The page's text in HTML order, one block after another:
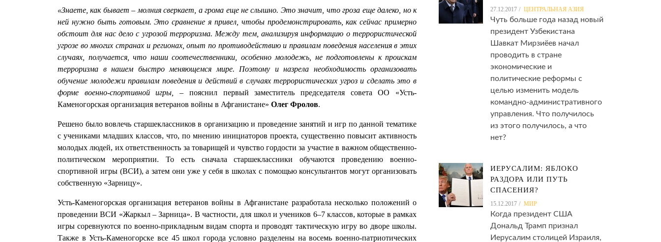
«Знаете, как бывает – молния сверкает, а грома еще не слышно. Это значит, что гроза еще далеко, но к
ней нужно быть готовым. Это сравнение я привел, чтобы продемонстрировать, как сейчас примерно
обстоит для нас дело с угрозой терроризма. Между тем, анализируя информацию о террористической
угрозе во многих странах и регионах, опыт по противодействию и правилам поведения населения в этих
случаях, получается, что наши соотечественники, особенно молодежь, не подготовлены к проискам
терроризма в нашем быстро меняющемся мире. Поэтому и назрела необходимость организовать
обучение молодежи правилам поведения и действий в случаях террористических угроз и сделать это в
форме военно-спортивной игры,
– пояснил первый заместитель председателя совета ОО «Усть-
Каменогорская организация ветеранов войны в Афганистане» Олег Фролов.
Решено было вовлечь старшеклассников в организацию и проведение занятий и игр по данной тематике
с учениками младших классов, что, по мнению инициаторов проекта, существенно повысит активность
молодых людей, их ответственность за товарищей и чувство гордости за участие в важном общественно-
политическом мероприятии. То есть сначала старшеклассники обучаются проведению военно-
спортивной игры (ВСИ), а затем они уже у себя в школах с помощью консультантов могут организовать
собственную «Зарницу».
Усть-Каменогорская организация ветеранов войны в Афганистане разработала несколько положений о
проведении ВСИ «Жаркыл – Зарница». В частности, для школ и учеников 6–7 классов, которые в рамках
игры соревнуются по военно-прикладным видам спорта и проводят тактическую игру во дворе школы.
Также в Усть-Каменогорске все 45 школ города условно разделены на восемь военно-патриотических
27.12.2017 ЦЕНТРАЛЬНАЯ АЗИЯ
Чуть больше года назад новый
президент Узбекистана
Шавкат Мирзиёев начал
проводить в стране
экономические и
политические реформы с
целью изменить модель
командно-административного
управления. Что получилось
из этого получилось, а что
нет?
ИЕРУСАЛИМ: ЯБЛОКО
РАЗДОРА ИЛИ ПУТЬ
СПАСЕНИЯ?
15.12.2017 МИР
Когда президент США
Дональд Трамп признал
Иерусалим столицей Израиля,